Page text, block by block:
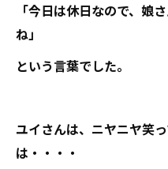
「今日は休日なので、娘
ね」
という言葉でした。
ユイさんは、ニヤニヤ笑
は・・・・